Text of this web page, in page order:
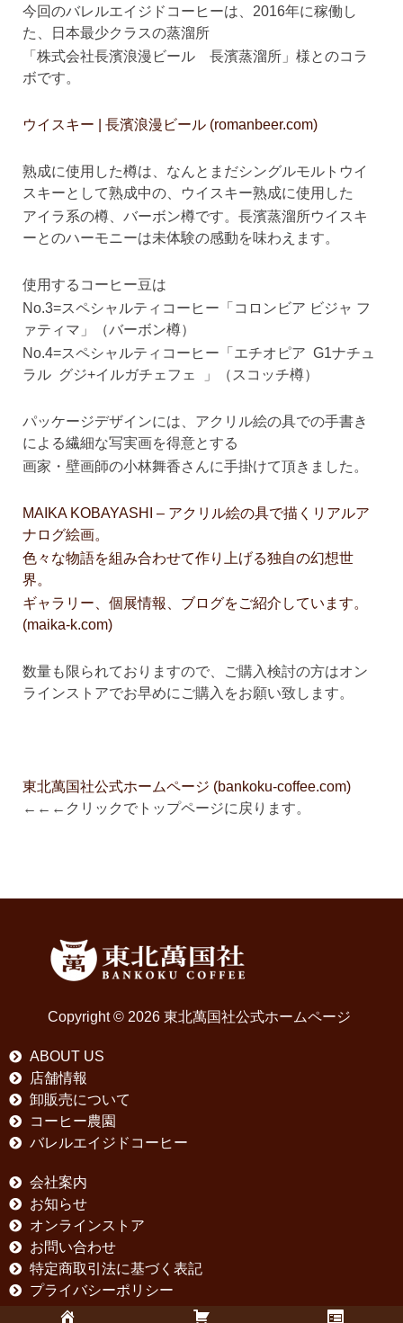
今回のバレルエイジドコーヒーは、2016年に稼働し
た、日本最少クラスの蒸溜所
「株式会社長濱浪漫ビール 長濱蒸溜所」様とのコラ
ボです。
ウイスキー | 長濱浪漫ビール (romanbeer.com)
熟成に使用した樽は、なんとまだシングルモルトウイ
スキーとして熟成中の、ウイスキー熟成に使用した
アイラ系の樽、バーボン樽です。長濱蒸溜所ウイスキ
ーとのハーモニーは未体験の感動を味わえます。
使用するコーヒー豆は
No.3=スペシャルティコーヒー「コロンビア ビジャ フ
ァティマ」（バーボン樽）
No.4=スペシャルティコーヒー「エチオピア G1ナチュ
ラル グジ+イルガチェフェ 」（スコッチ樽）
パッケージデザインには、アクリル絵の具での手書き
による繊細な写実画を得意とする
画家・壁画師の小林舞香さんに手掛けて頂きました。
MAIKA KOBAYASHI – アクリル絵の具で描くリアルア
ナログ絵画。
色々な物語を組み合わせて作り上げる独自の幻想世
界。
ギャラリー、個展情報、ブログをご紹介しています。
(maika-k.com)
数量も限られておりますので、ご購入検討の方はオン
ラインストアでお早めにご購入をお願い致します。
東北萬国社公式ホームページ (bankoku-coffee.com)
←←←クリックでトップページに戻ります。
Copyright © 2026 東北萬国社公式ホームページ
ABOUT US
店舗情報
卸販売について
コーヒー農園
バレルエイジドコーヒー
会社案内
お知らせ
オンラインストア
お問い合わせ
特定商取引法に基づく表記
プライバシーポリシー